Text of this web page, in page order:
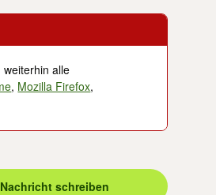
alle
, Mozilla Firefox,
Nachricht schreiben